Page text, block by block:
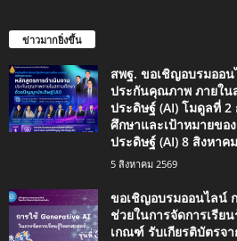
ข่าวมากยิ่งขึ้น
สพฐ. ขอเชิญอบรมออ
ประกันคุณภาพ ภายใ
ประดิษฐ์ (AI) โมดูลที่
ศึกษาและเป้าหมายข
ประดิษฐ์ (AI) 8 สิงหาค
5 สิงหาคม 2569
ขอเชิญอบรมออนไลน์
ช่วยในการจัดการเรีย
เกณฑ์ รับเกียรติบัตรจ